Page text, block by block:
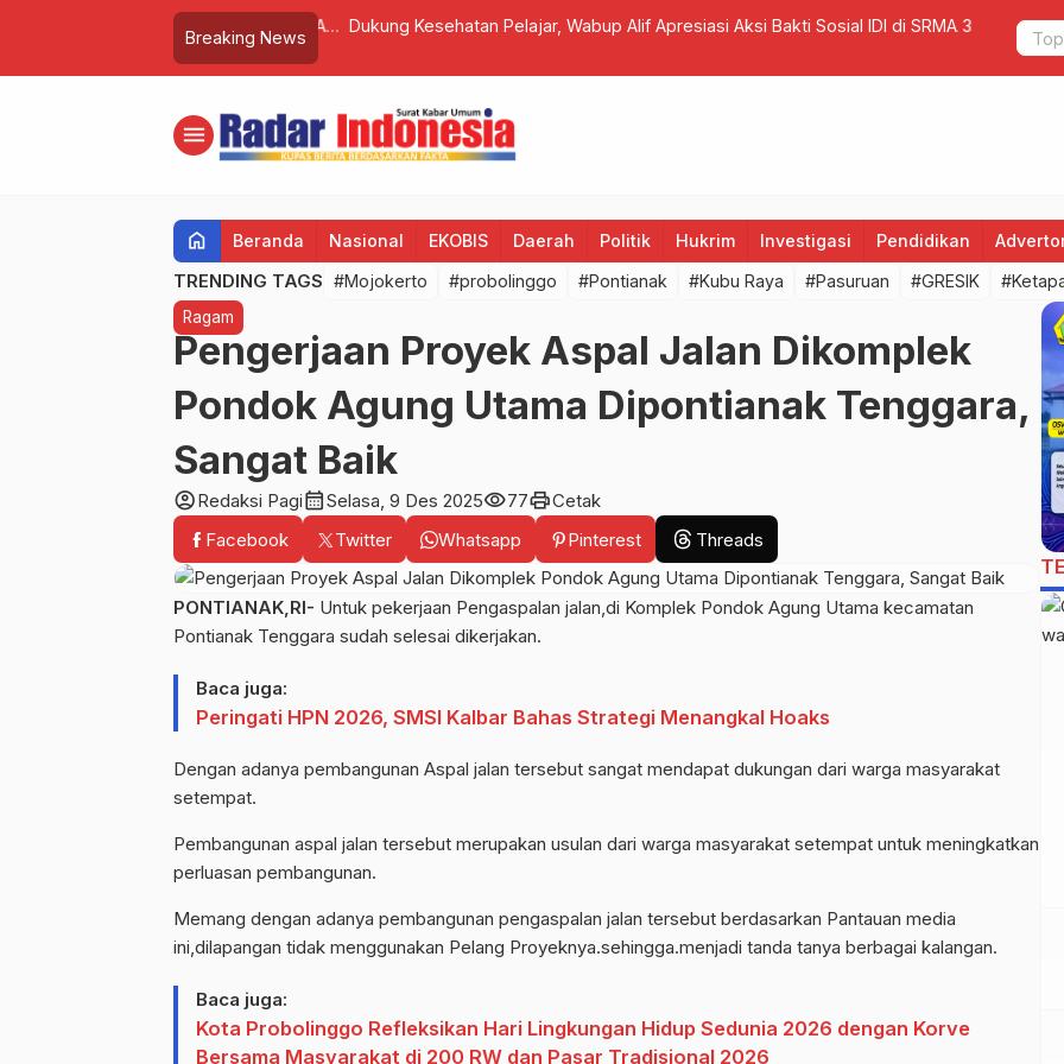
Breaking News
Karya Bakti TNI Semester II T.A
Dukung Kesehatan Pelajar, Wabup Alif Apresiasi Aksi Bakti Sosial IDI di SRMA 37
Satlantas
Pengguna
menu
home Beranda Nasional EKOBIS Daerah Politik Hukrim Investigasi Pendidikan
TRENDING TAGS #Mojokerto #probolinggo #Pontianak #Kubu Raya #Pasuruan #GRESIK
Ragam
Pengerjaan Proyek Aspal Jalan Dikomplek
Pondok Agung Utama Dipontianak Tenggara,
Sangat Baik
account_circleRedaksi Pagicalendar_monthSelasa, 9 Des 2025visibility77printCetak
Facebook
Twitter Whatsapp Pinterest Threads
PONTIANAK,RI- Untuk pekerjaan Pengaspalan jalan,di Komplek Pondok Agung Utama kecamatan
Pontianak Tenggara sudah selesai dikerjakan.
Baca juga:
Peringati HPN 2026, SMSI Kalbar Bahas Strategi Menangkal Hoaks
Dengan adanya pembangunan Aspal jalan tersebut sangat mendapat dukungan dari warga masyarakat
setempat.
Pembangunan aspal jalan tersebut merupakan usulan dari warga masyarakat setempat untuk meningkatkan
perluasan pembangunan.
Memang dengan adanya pembangunan pengaspalan jalan tersebut berdasarkan Pantauan media
ini,dilapangan tidak menggunakan Pelang Proyeknya.sehingga.menjadi tanda tanya berbagai kalangan.
Baca juga:
Kota Probolinggo Refleksikan Hari Lingkungan Hidup Sedunia 2026 dengan Korve
Bersama Masyarakat di 200 RW dan Pasar Tradisional 2026